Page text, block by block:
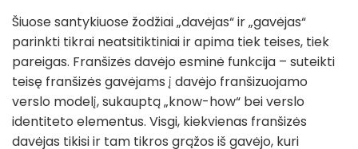
Šiuose santykiuose žodžiai „davėjas“ ir „gavėjas“
parinkti tikrai neatsitiktiniai ir apima tiek teises, tiek
pareigas. Franšizės davėjo esminė funkcija – suteikti
teisę franšizės gavėjams į davėjo franšizuojamo
verslo modelį, sukauptą „know-how“ bei verslo
identiteto elementus. Visgi, kiekvienas franšizės
davėjas tikisi ir tam tikros grąžos iš gavėjo, kuri